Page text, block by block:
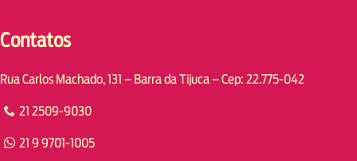
Contatos
Rua Carlos Machado, 131 – Barra da Tijuca – Cep: 22.775-042
21 2509-9030
21 9 9701-1005